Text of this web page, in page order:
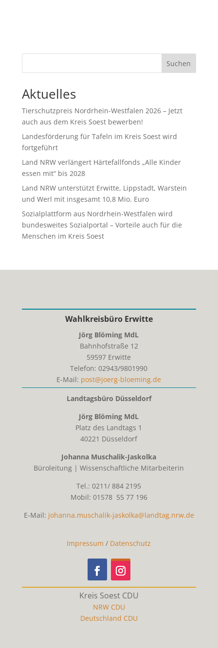
Suchen
Aktuelles
Tierschutzpreis Nordrhein-Westfalen 2026 – Jetzt
auch aus dem Kreis Soest bewerben!
Landesförderung für Tafeln im Kreis Soest wird
fortgeführt
Land NRW verlängert Härtefallfonds „Alle Kinder
essen mit“ bis 2028
Land NRW unterstützt Erwitte, Lippstadt, Warstein
und Werl mit insgesamt 10,8 Mio. Euro
Sozialplattform aus Nordrhein-Westfalen wird
bundesweites Sozialportal – Vorteile auch für die
Menschen im Kreis Soest
Wahlkreisbüro Erwitte
Jörg Blöming MdL
Bahnhofstraße 12
59597 Erwitte
Telefon: 02943/9801990
E-Mail: post@joerg-bloeming.de
Landtagsbüro Düsseldorf
Jörg Blöming MdL
Platz des Landtags 1
40221 Düsseldorf
Johanna Muschalik-Jaskolka
Büroleitung | Wissenschaftliche Mitarbeiterin
Tel.: 0211/ 884 2195
Mobil: 01578 55 77 196
E-Mail: johanna.muschalik-jaskolka@landtag.nrw.de
Impressum / Datenschutz
Kreis Soest CDU
NRW CDU
Deutschland CDU